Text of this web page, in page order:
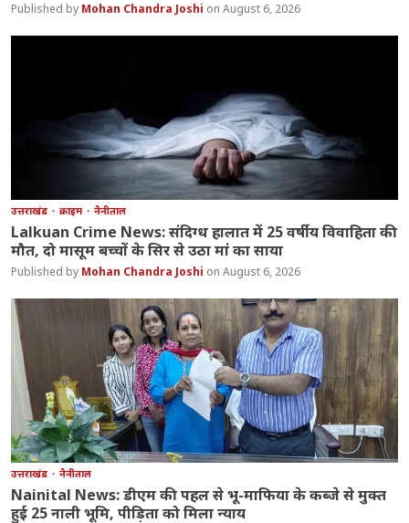
Mohan Chandra Joshi August 6, 2026
उत्तराखंड क्राइम नैनीताल
Lalkuan Crime News: संदिग्ध हालात में 25 वर्षीय विवाहिता की
मौत, दो मासूम बच्चों के सिर से उठा मां का साया
Mohan Chandra Joshi August 6, 2026
उत्तराखंड नैनीताल
Nainital News: डीएम की पहल से भू-माफिया के कब्जे से मुक्त
हुई 25 नाली भूमि, पीड़िता को मिला न्याय